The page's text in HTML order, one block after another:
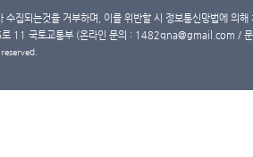
수집되는것을 거부하며, 이를 위반할 시 정보통신망법에 의
11 국토교통부 (온라인 문의 : 1482qna@gmail.com /